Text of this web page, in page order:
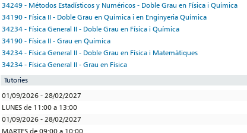
34249 - Métodos Estadísticos y Numéricos - Doble Grau en Física i Química
34190 - Física II - Doble Grau en Química i en Enginyeria Química
34234 - Física General II - Doble Grau en Física i Química
34190 - Física II - Grau en Química
34234 - Física General II - Doble Grau en Física i Matemàtiques
34234 - Física General II - Grau en Física
Tutories
01/09/2026 - 28/02/2027
LUNES de 11:00 a 13:00
01/09/2026 - 28/02/2027
MARTES de 09:00 a 10:00